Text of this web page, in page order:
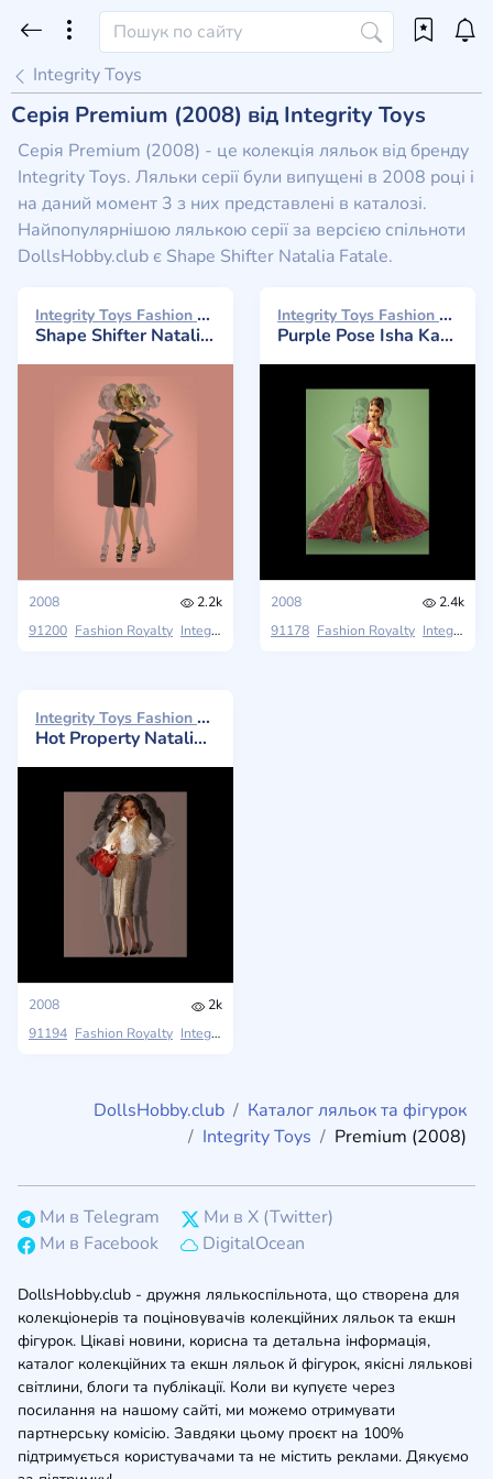
Integrity Toys
Серія Premium (2008) від Integrity Toys
Серія Premium (2008) - це колекція ляльок від бренду
Integrity Toys. Ляльки серії були випущені в 2008 році і
на даний момент 3 з них представлені в каталозі.
Найпопулярнішою лялькою серії за версією спільноти
DollsHobby.club є Shape Shifter Natalia Fatale.
Integrity Toys Fashion Royalty 2008
Shape Shifter Natalia Fatale
2008
2.2k
91200 Fashion Royalty Integrity Toys Premium (2008)
Integrity Toys Fashion Royalty 2008
Purple Pose Isha Kalpana Narayanan
2008
2.4k
91178 Fashion Royalty Integrity Toys
Integrity Toys Fashion Royalty 2008
Hot Property Natalia Fatale
2008
2k
91194 Fashion Royalty Integrity Toys
DollsHobby.club
Каталог ляльок та фігурок
Integrity Toys
Premium (2008)
Ми в Telegram
Ми в X (Twitter)
Ми в Facebook
DigitalOcean
DollsHobby.club - дружня лялькоспільнота, що створена для
колекціонерів та поціновувачів колекційних ляльок та екшн
фігурок. Цікаві новини, корисна та детальна інформація,
каталог колекційних та екшн ляльок й фігурок, якісні лялькові
світлини, блоги та публікації. Коли ви купуєте через
посилання на нашому сайті, ми можемо отримувати
партнерську комісію. Завдяки цьому проєкт на 100%
підтримується користувачами та не містить реклами. Дякуємо